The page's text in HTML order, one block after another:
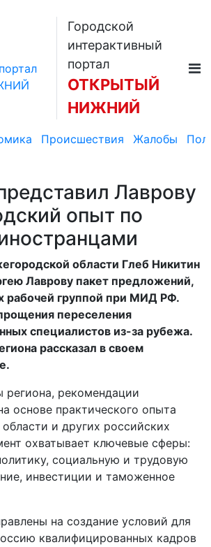
Городской
интерактивный
портал
ОТКРЫТЫЙ
НИЖНИЙ
Происшествия Жалобы
Лаврову
опыт по
области Глеб Никитин
Лаврову пакет предложений,
рабочей группой при МИД РФ.
переселения
специалистов из-за рубежа.
рассказал в своем
региона, рекомендации
основе практического опыта
и других российских
охватывает ключевые сферы:
социальную и трудовую
инвестиции и таможенное
на создание условий для
квалифицированных кадров